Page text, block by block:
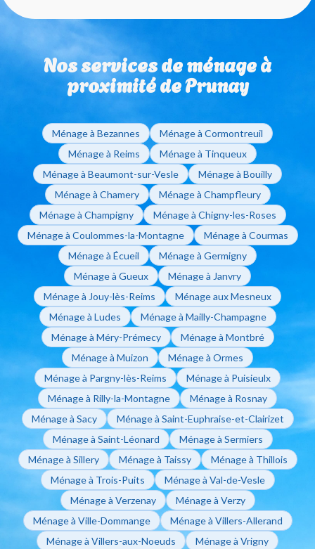
utiliser vos Chèques Emploi Service Universels (CESU)
pour régler vos factures de ménage à domicile.
sans engagement de durée. Que vous ayez besoin
modifier ou d'arrêter vos interventions sur simple
appel à votre agence de Reims.
Nos services de ménage à
proximité de Prunay
Ménage à Bezannes
Ménage à Cormontreuil
Ménage à Reims
Ménage à Tinqueux
Ménage à Beaumont-sur-Vesle
Ménage à Bouilly
Ménage à Chamery
Ménage à Champfleury
Ménage à Champigny
Ménage à Chigny-les-Roses
Ménage à Coulommes-la-Montagne
Ménage à Courmas
Ménage à Écueil
Ménage à Germigny
Ménage à Gueux
Ménage à Janvry
Ménage à Jouy-lès-Reims
Ménage aux Mesneux
Ménage à Ludes
Ménage à Mailly-Champagne
Ménage à Méry-Prémecy
Ménage à Montbré
Ménage à Muizon
Ménage à Ormes
Ménage à Pargny-lès-Reims
Ménage à Puisieulx
Ménage à Rilly-la-Montagne
Ménage à Rosnay
Ménage à Sacy
Ménage à Saint-Euphraise-et-Clairizet
Ménage à Saint-Léonard
Ménage à Sermiers
Ménage à Sillery
Ménage à Taissy
Ménage à Thillois
Ménage à Trois-Puits
Ménage à Val-de-Vesle
Ménage à Verzenay
Ménage à Verzy
Ménage à Ville-Dommange
Ménage à Villers-Allerand
Ménage à Villers-aux-Noeuds
Ménage à Vrigny